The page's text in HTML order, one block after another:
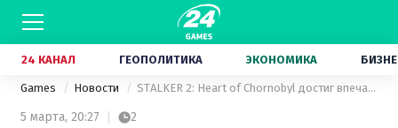
24 КАНАЛ ГЕОПОЛИТИКА ЭКОНОМИКА
Games Новости STALKER 2: Heart of Chornobyl достиг впечатляющего рекорда аудитории
5 марта, 20:27 2